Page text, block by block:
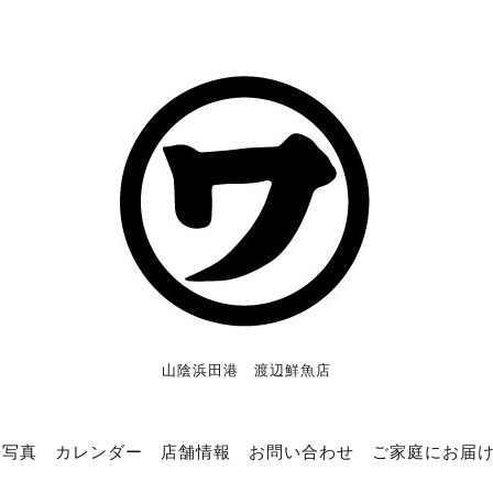
山陰浜田港 渡辺鮮魚店
写真 カレンダー 店舗情報 お問い合わせ ご家庭にお届け